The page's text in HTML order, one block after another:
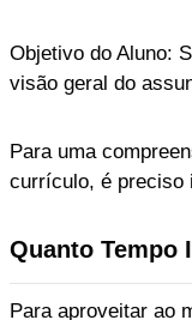
Objetivo do Aluno:
visão geral do
Para uma
currículo, é preciso
Quanto Tempo
Para aproveitar ao